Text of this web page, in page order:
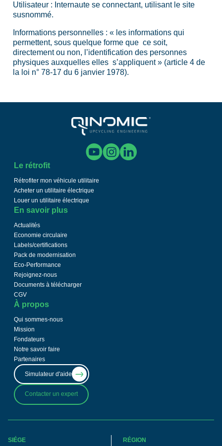
Utilisateur : Internaute se connectant, utilisant le site
susnommé.
Informations personnelles : « les informations qui
permettent, sous quelque forme que ce soit,
directement ou non, l’identification des personnes
physiques auxquelles elles s’appliquent » (article 4 de
la loi n° 78-17 du 6 janvier 1978).
Le rétrofit
Rétrofiter mon véhicule utilitaire
Acheter un utilitaire électrique
Louer un utilitaire électrique
En savoir plus
Actualités
Economie circulaire
Labels/certifications
Pack de modernisation
Eco-Performance
Rejoignez-nous
Documents à télécharger
CGV
À propos
Qui sommes-nous
Mission
Fondateurs
Notre savoir faire
Partenaires
Simulateur d'aide
Contacter un expert
SIÉGE RÉGION